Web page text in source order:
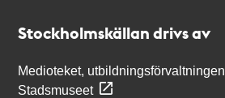
Stockholmskällan drivs av
Medioteket, utbildningsförvaltningen
Stadsmuseet